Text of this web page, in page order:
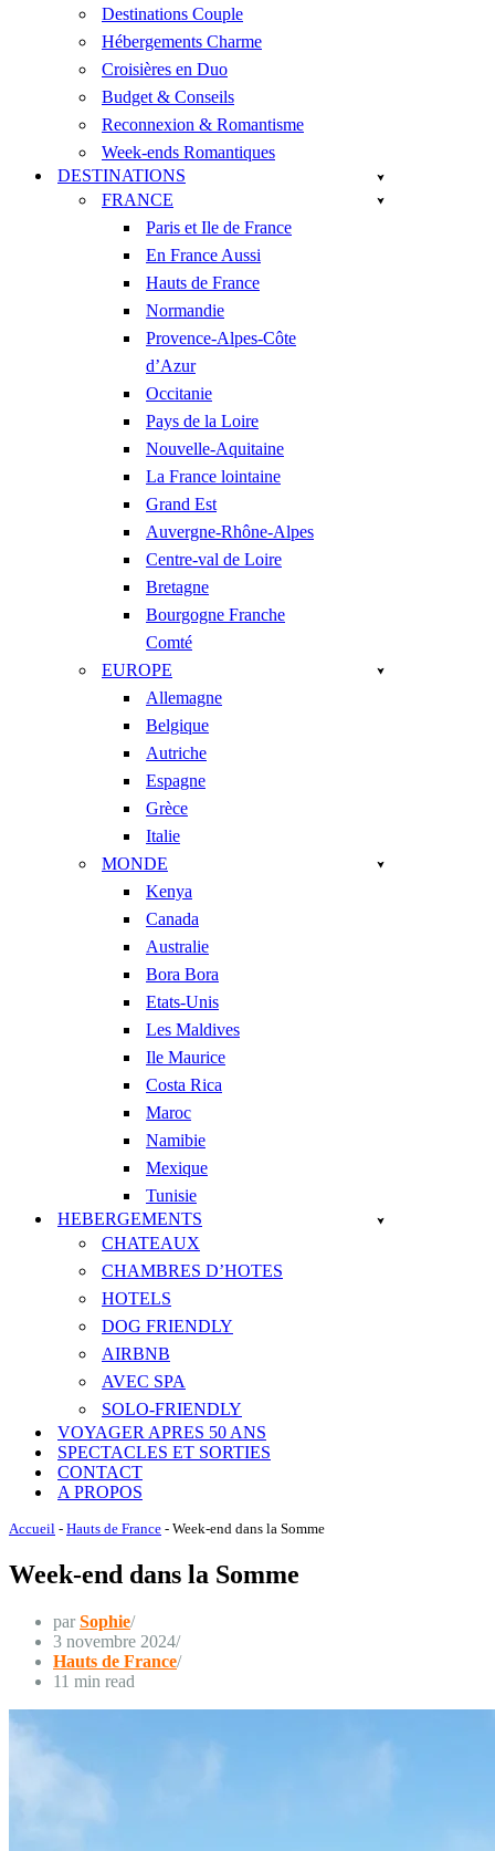
Destinations Couple
Hébergements Charme
Croisières en Duo
Budget & Conseils
Reconnexion & Romantisme
Week-ends Romantiques
DESTINATIONS
FRANCE
Paris et Ile de France
En France Aussi
Hauts de France
Normandie
Provence-Alpes-Côte
d’Azur
Occitanie
Pays de la Loire
Nouvelle-Aquitaine
La France lointaine
Grand Est
Auvergne-Rhône-Alpes
Centre-val de Loire
Bretagne
Bourgogne Franche
Comté
EUROPE
Allemagne
Belgique
Autriche
Espagne
Grèce
Italie
MONDE
Kenya
Canada
Australie
Bora Bora
Etats-Unis
Les Maldives
Ile Maurice
Costa Rica
Maroc
Namibie
Mexique
Tunisie
HEBERGEMENTS
CHATEAUX
CHAMBRES D’HOTES
HOTELS
DOG FRIENDLY
AIRBNB
AVEC SPA
SOLO-FRIENDLY
VOYAGER APRES 50 ANS
SPECTACLES ET SORTIES
CONTACT
A PROPOS
Accueil - Hauts de France - Week-end dans la Somme
Week-end dans la Somme
parSophie
3 novembre 2024
Hauts de France
11 min read